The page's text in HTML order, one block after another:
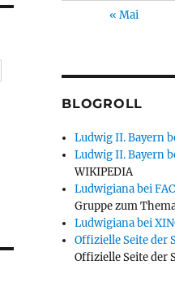
« Mai
BLOGROLL
Ludwig II. Bayern
Ludwig II. Bayern
WIKIPEDIA
Ludwigiana bei
Gruppe zum
Ludwigiana bei
Offizielle Seite der
Offizielle Seite der